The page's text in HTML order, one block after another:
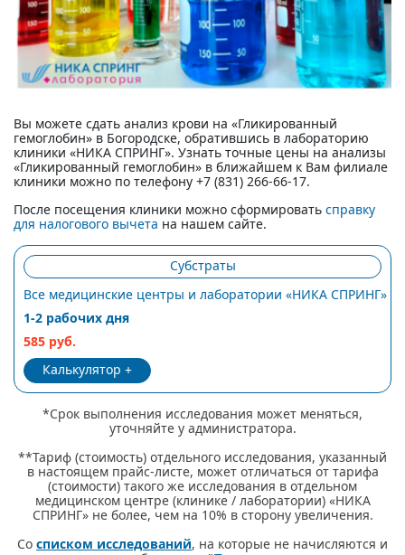
Вы можете сдать анализ крови на «Гликированный
гемоглобин» в Богородске, обратившись в лабораторию
клиники «НИКА СПРИНГ». Узнать точные цены на анализы
«Гликированный гемоглобин» в ближайшем к Вам филиале
клиники можно по телефону +7 (831) 266-66-17.
После посещения клиники можно сформировать справку
для налогового вычета на нашем сайте.
Субстраты
Все медицинские центры и лаборатории «НИКА СПРИНГ»
1-2 рабочих дня
585 руб.
Калькулятор
*Срок выполнения исследования может меняться,
уточняйте у администратора.
**Тариф (стоимость) отдельного исследования, указанный
в настоящем прайс-листе, может отличаться от тарифа
(стоимости) такого же исследования в отдельном
медицинском центре (клинике / лаборатории) «НИКА
СПРИНГ» не более, чем на 10% в сторону увеличения.
Со списком исследований, на которые не начисляются и